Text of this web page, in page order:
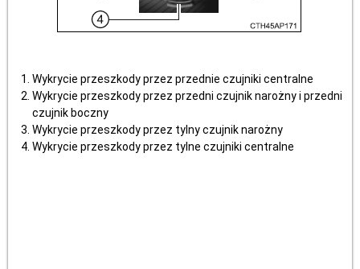
Wykrycie przeszkody przez przednie czujniki centralne
Wykrycie przeszkody przez przedni czujnik narożny i przedni
czujnik boczny
Wykrycie przeszkody przez tylny czujnik narożny
Wykrycie przeszkody przez tylne czujniki centralne